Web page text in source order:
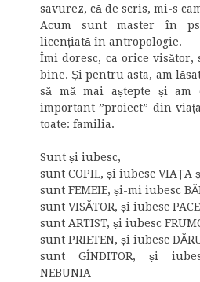
savurez, că de scris, mi-s
Acum sunt master în
licențiată în antropologie.
Îmi doresc, ca orice visător,
bine. Și pentru asta, am
să mă mai aștepte și am
important ”proiect” din
toate: familia.
Sunt și iubesc,
sunt COPIL, și iubesc VIAȚA
sunt FEMEIE, și-mi iubesc
sunt VISĂTOR, și iubesc
sunt ARTIST, și iubesc
sunt PRIETEN, și iubesc
sunt GÎNDITOR, și
NEBUNIA